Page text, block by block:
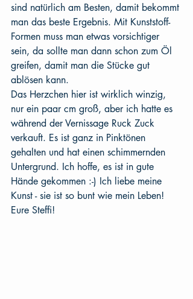
sind natürlich am Besten, damit bekommt
man das beste Ergebnis. Mit Kunststoff-
Formen muss man etwas vorsichtiger
sein, da sollte man dann schon zum Öl
greifen, damit man die Stücke gut
ablösen kann.
Das Herzchen hier ist wirklich winzig,
nur ein paar cm groß, aber ich hatte es
während der Vernissage Ruck Zuck
verkauft. Es ist ganz in Pinktönen
gehalten und hat einen schimmernden
Untergrund. Ich hoffe, es ist in gute
Hände gekommen :-) Ich liebe meine
Kunst - sie ist so bunt wie mein Leben!
Eure Steffi!